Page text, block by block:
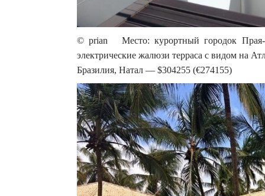
© prian Место: курортный городок Прая-
электрические жалюзи терраса с видом на
Бразилия, Натал — $304255 (€274155)